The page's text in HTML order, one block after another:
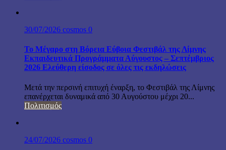
30/07/2026 cosmos 0
Το Μέγαρο στη Βόρεια Εύβοια Φεστιβάλ της Λίμνης
Εκπαιδευτικά Προγράμματα Αύγουστος – Σεπτέμβριος
2026 Ελεύθερη είσοδος σε όλες τις εκδηλώσεις
Μετά την περσινή επιτυχή έναρξη, το Φεστιβάλ της Λίμνης
επανέρχεται δυναμικά από 30 Αυγούστου μέχρι 20...
Πολιτισμός
24/07/2026 cosmos 0